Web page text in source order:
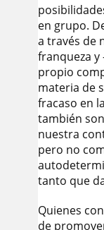
en grupo.
a través de
franqueza
propio
materia de
fracaso en
también
nuestra
pero no
tanto que
Quienes
de